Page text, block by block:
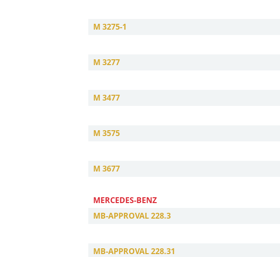
M 3275-1
M 3277
M 3477
M 3575
M 3677
MERCEDES-BENZ
MB-APPROVAL 228.3
MB-APPROVAL 228.31